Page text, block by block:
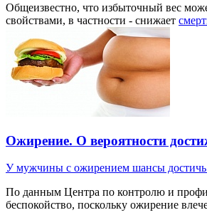
Общеизвестно, что избыточный вес
свойствами, в частности - снижает
Ожирение. О вероятности
У мужчины с ожирением шансы достичь
По данным Центра по контролю и
беспокойство, поскольку ожирение